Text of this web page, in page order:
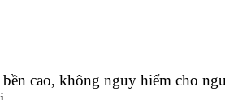
cao, không nguy hiểm cho